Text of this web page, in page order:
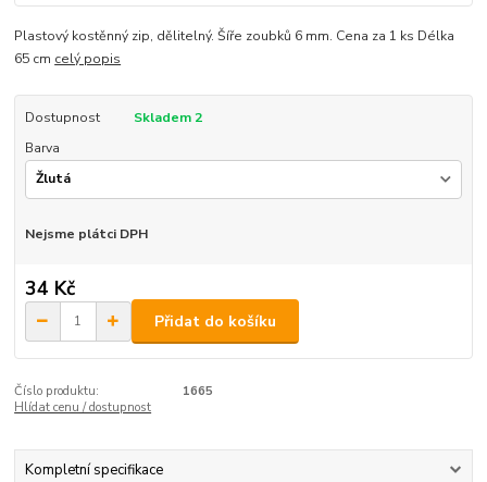
Plastový kostěnný zip, dělitelný. Šíře zoubků 6 mm. Cena za 1 ks Délka
65 cm celý popis
Dostupnost
Skladem 2
Barva
Nejsme plátci DPH
34 Kč
Přidat do košíku
Číslo produktu:
1665
Hlídat cenu / dostupnost
Kompletní specifikace